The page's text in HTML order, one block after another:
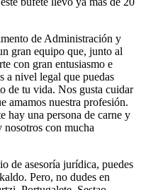
de Administración y
gran equipo que, junto al
con gran entusiasmo e
a nivel legal que puedas
de tu vida. Nos gusta cuidar
amamos nuestra profesión.
hay una persona de carne y
nosotros con mucha
de asesoría jurídica, puedes
Pero, no dudes en